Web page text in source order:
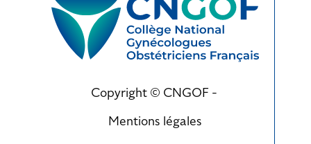
Copyright © CNGOF -
Mentions légales